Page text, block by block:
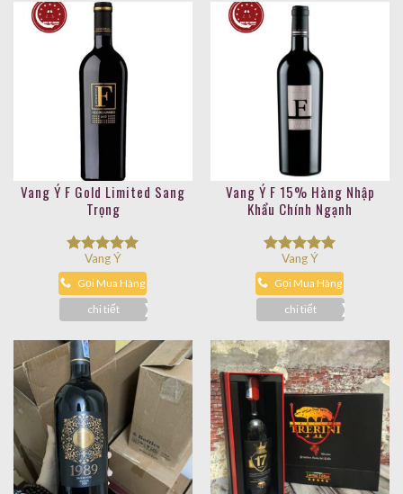
Vang Ý F Gold Limited Sang
Trọng
Được xếp
hạng5.00
5 sao
Vang Ý
Gọi Mua Hàng
chi tiết
Vang Ý F 15% Hàng Nhập
Khẩu Chính Ngạnh
Được xếp
hạng5.00
5 sao
Vang Ý
Gọi Mua Hàng
chi tiết